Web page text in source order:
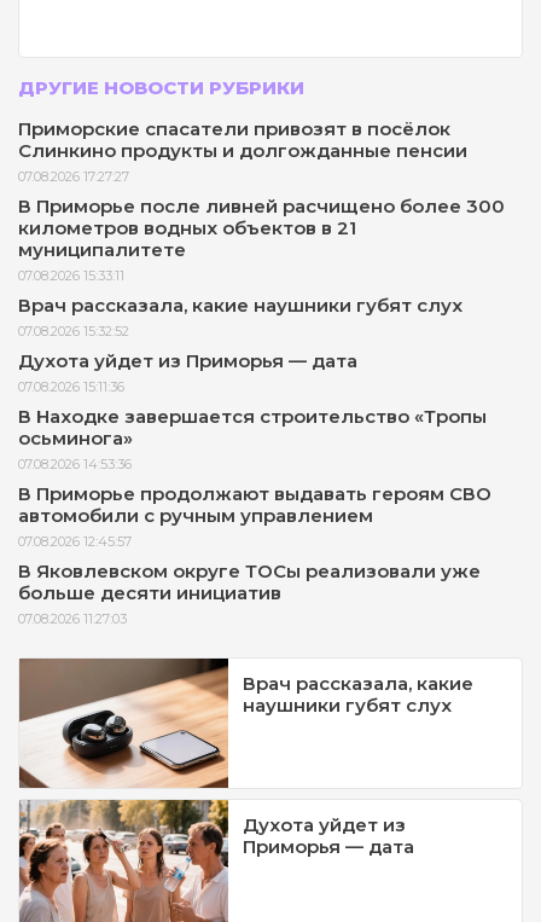
ДРУГИЕ НОВОСТИ РУБРИКИ
Приморские спасатели привозят в посёлок
Слинкино продукты и долгожданные пенсии
07.08.2026 17:27:27
В Приморье после ливней расчищено более 300
километров водных объектов в 21
муниципалитете
07.08.2026 15:33:11
Врач рассказала, какие наушники губят слух
07.08.2026 15:32:52
Духота уйдет из Приморья — дата
07.08.2026 15:11:36
В Находке завершается строительство «Тропы
осьминога»
07.08.2026 14:53:36
В Приморье продолжают выдавать героям СВО
автомобили с ручным управлением
07.08.2026 12:45:57
В Яковлевском округе ТОСы реализовали уже
больше десяти инициатив
07.08.2026 11:27:03
Врач рассказала, какие
наушники губят слух
Духота уйдет из
Приморья — дата